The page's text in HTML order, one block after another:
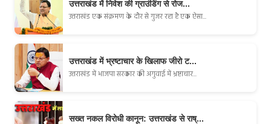
उत्तराखंड में निवेश की ग्राउंडिंग से रोज...
उत्तराखंड एक संक्रमण के दौर से गुजर रहा है एक ऐसा...
उत्तराखंड में भ्रष्टाचार के खिलाफ जीरो ट...
उत्तराखंड में भाजपा सरकार की अगुवाई में भ्रष्टाचार...
सख्त नकल विरोधी कानून: उत्तराखंड से राष्...